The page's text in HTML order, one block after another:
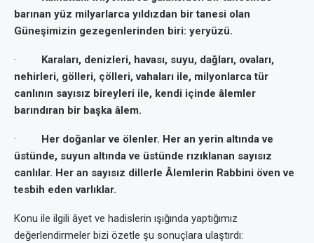
barınan yüz milyarlarca yıldızdan bir tanesi olan
Güneşimizin gezegenlerinden biri: yeryüzü.
·
Karaları, denizleri, havası, suyu, dağları, ovaları,
nehirleri, gölleri, çölleri, vahaları ile, milyonlarca tür
canlının sayısız bireyleri ile, kendi içinde âlemler
barındıran bir başka âlem.
·
Her doğanlar ve ölenler. Her an yerin altında ve
üstünde, suyun altında ve üstünde rızıklanan sayısız
canlılar. Her an sayısız dillerle Âlemlerin Rabbini öven ve
tesbih eden varlıklar.
Konu ile ilgili âyet ve hadislerin ışığında yaptığımız
değerlendirmeler bizi özetle şu sonuçlara ulaştırdı: